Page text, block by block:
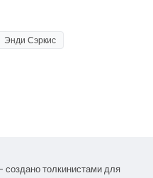
Энди Сэркис
толкинистами для